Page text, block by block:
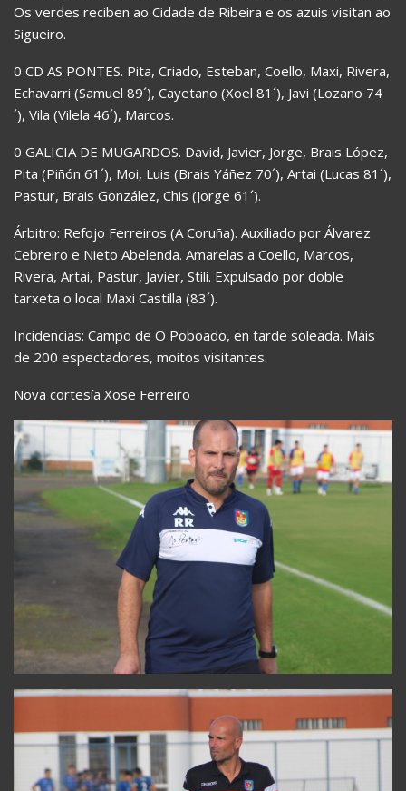
Os verdes reciben ao Cidade de Ribeira e os azuis visitan ao
Sigueiro.
0 CD AS PONTES. Pita, Criado, Esteban, Coello, Maxi, Rivera,
Echavarri (Samuel 89´), Cayetano (Xoel 81´), Javi (Lozano 74
´), Vila (Vilela 46´), Marcos.
0 GALICIA DE MUGARDOS. David, Javier, Jorge, Brais López,
Pita (Piñón 61´), Moi, Luis (Brais Yáñez 70´), Artai (Lucas 81´),
Pastur, Brais González, Chis (Jorge 61´).
Árbitro: Refojo Ferreiros (A Coruña). Auxiliado por Álvarez
Cebreiro e Nieto Abelenda. Amarelas a Coello, Marcos,
Rivera, Artai, Pastur, Javier, Stili. Expulsado por doble
tarxeta o local Maxi Castilla (83´).
Incidencias: Campo de O Poboado, en tarde soleada. Máis
de 200 espectadores, moitos visitantes.
Nova cortesía Xose Ferreiro